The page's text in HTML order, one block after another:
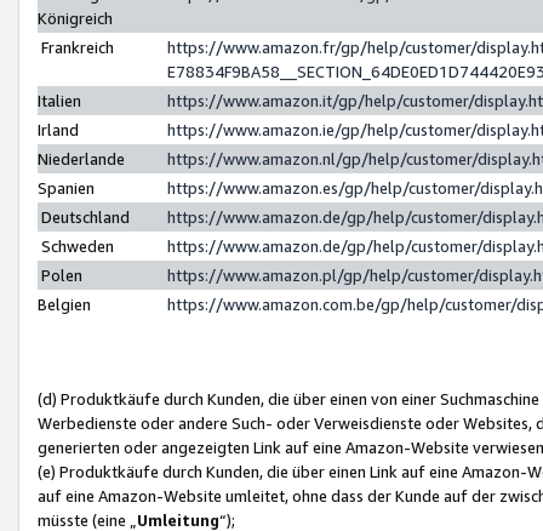
Königreich
Frankreich
https://www.amazon.fr/gp/help/customer/
Italien
https://www.amazon.it/gp/help/customer/
Irland
https://www.amazon.ie/gp/help/customer/
Niederlande
https://www.amazon.nl/gp/help/customer/
Spanien
https://www.amazon.es/gp/help/customer/
Deutschland
https://www.amazon.de/gp/help/customer/
Schweden
https://www.amazon.de/gp/help/customer/
Polen
https://www.amazon.pl/gp/help/customer/
Belgien
https://www.amazon.com.be/gp/help/customer/
(d) Produktkäufe durch Kunden, die über einen von einer
Werbedienste oder andere Such- oder Verweisdienste oder Websites,
generierten oder angezeigten Link auf eine Amazon-Website
(e) Produktkäufe durch Kunden, die über einen Link auf eine
auf eine Amazon-Website umleitet, ohne dass der Kunde auf der
müsste (eine „ Umleitung“);